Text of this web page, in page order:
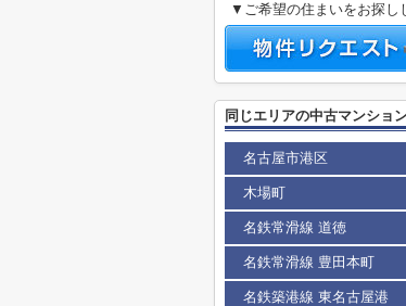
▼ご希望の住まいをお探し
同じエリアの中古マンショ
名古屋市港区
木場町
名鉄常滑線 道徳
名鉄常滑線 豊田本町
名鉄築港線 東名古屋港